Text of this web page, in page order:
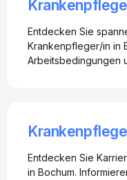
Entdecken Sie
Krankenpfleger/in in
Arbeitsbedingungen
Entdecken Sie
in Bochum.